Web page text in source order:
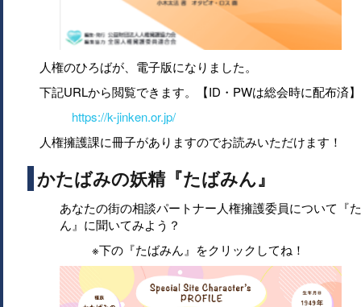
人権のひろばが、電子版になりました。
下記URLから閲覧できます。【ID・PWは総会時に配布済】
https://k-jinken.or.jp/
人権擁護課に冊子がありますのでお読みいただけます！
かたばみの妖精『たばみん』
あなたの街の相談パートナー人権擁護委員について『
ん』に聞いてみよう？
※下の『たばみん』をクリックしてね！